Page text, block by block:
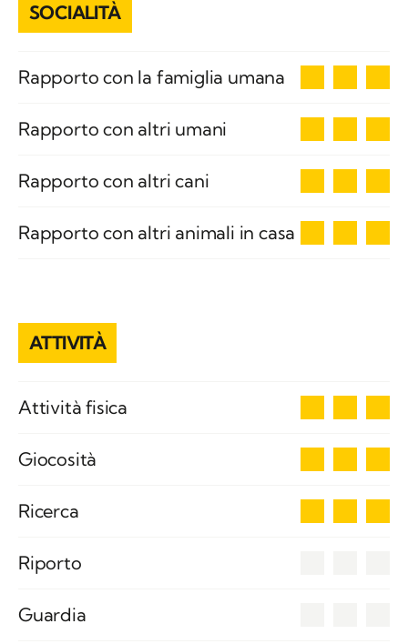
SOCIALITÀ
Rapporto con la famiglia umana
Rapporto con altri umani
Rapporto con altri cani
Rapporto con altri animali in casa
ATTIVITÀ
Attività fisica
Giocosità
Ricerca
Riporto
Guardia